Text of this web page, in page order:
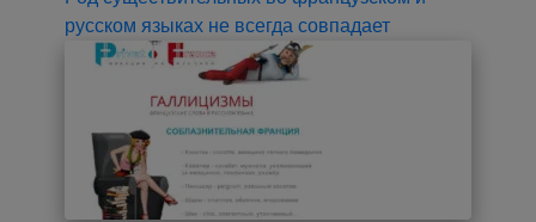
русском языках не всегда совпадает